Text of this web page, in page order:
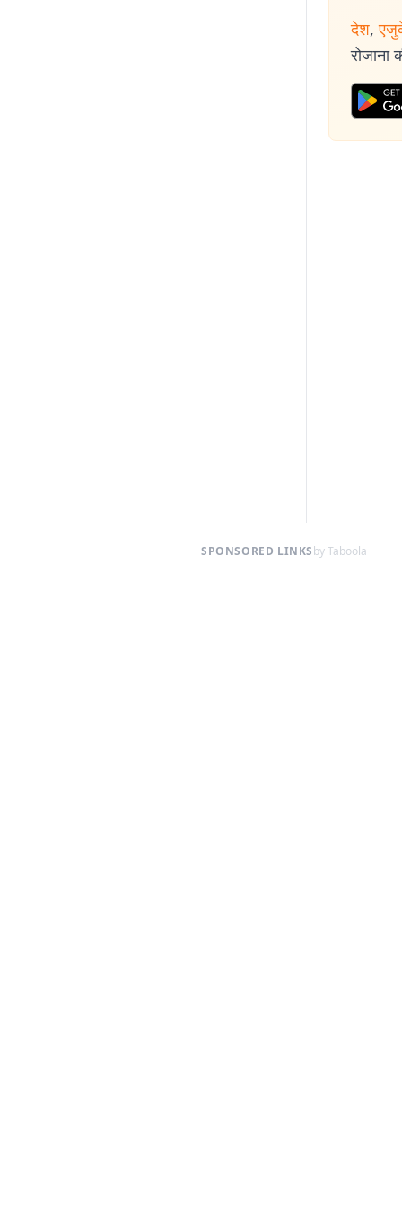
देश,
रोजाना
SPONSORED LINKSby Taboola